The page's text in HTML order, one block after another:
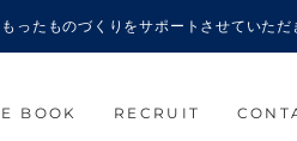
ったものづくりをサポートさせていただ
BOOK RECRUIT